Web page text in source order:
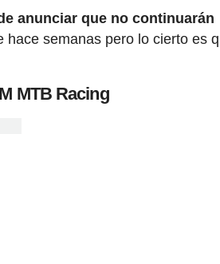
anunciar que no continuarán
semanas pero lo cierto es
MTB Racing